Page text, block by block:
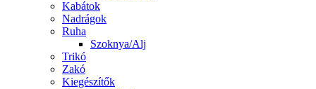
Kabátok
Nadrágok
Ruha
Szoknya/Alj
Trikó
Zakó
Kiegészítők